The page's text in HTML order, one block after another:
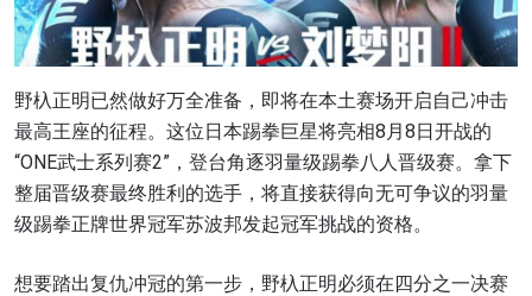
野杁正明已然做好万全准备，即将在本土赛场开启自己冲击
最高王座的征程。这位日本踢拳巨星将亮相8月8日开战的
“ONE武士系列赛2”，登台角逐羽量级踢拳八人晋级赛。拿下
整届晋级赛最终胜利的选手，将直接获得向无可争议的羽量
级踢拳正牌世界冠军苏波邦发起冠军挑战的资格。
想要踏出复仇冲冠的第一步，野杁正明必须在四分之一决赛